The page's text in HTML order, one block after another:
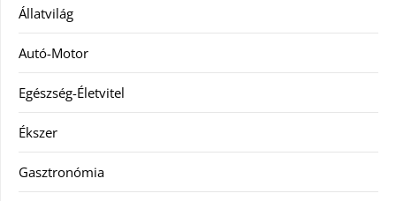
Állatvilág
Autó-Motor
Egészség-Életvitel
Ékszer
Gasztronómia